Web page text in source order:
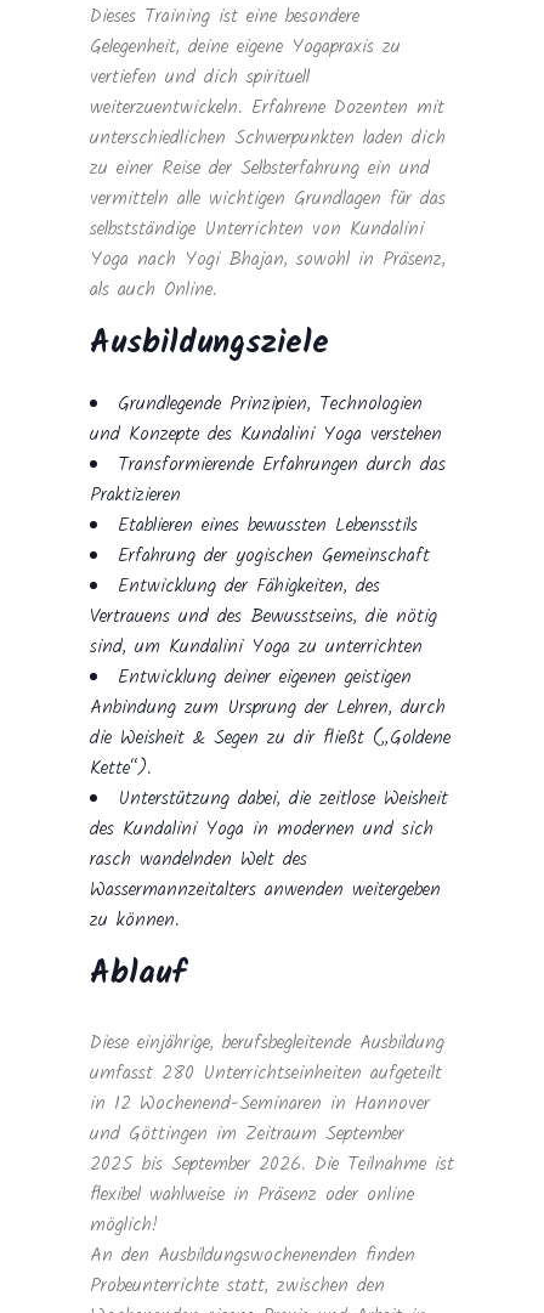
Dieses Training ist eine besondere
Gelegenheit, deine eigene Yogapraxis zu
vertiefen und dich spirituell
weiterzuentwickeln. Erfahrene Dozenten mit
unterschiedlichen Schwerpunkten laden dich
zu einer Reise der Selbsterfahrung ein und
vermitteln alle wichtigen Grundlagen für das
selbstständige Unterrichten von Kundalini
Yoga nach Yogi Bhajan, sowohl in Präsenz,
als auch Online.
Ausbildungsziele
Grundlegende Prinzipien, Technologien
und Konzepte des Kundalini Yoga verstehen
Transformierende Erfahrungen durch das
Praktizieren
Etablieren eines bewussten Lebensstils
Erfahrung der yogischen Gemeinschaft
Entwicklung der Fähigkeiten, des
Vertrauens und des Bewusstseins, die nötig
sind, um Kundalini Yoga zu unterrichten
Entwicklung deiner eigenen geistigen
Anbindung zum Ursprung der Lehren, durch
die Weisheit & Segen zu dir fließt („Goldene
Kette“).
Unterstützung dabei, die zeitlose Weisheit
des Kundalini Yoga in modernen und sich
rasch wandelnden Welt des
Wassermannzeitalters anwenden weitergeben
zu können.
Ablauf
Diese einjährige, berufsbegleitende Ausbildung
umfasst 280 Unterrichtseinheiten aufgeteilt
in 12 Wochenend-Seminaren in Hannover
und Göttingen im Zeitraum September
2025 bis September 2026. Die Teilnahme ist
flexibel wahlweise in Präsenz oder online
möglich!
An den Ausbildungswochenenden finden
Probeunterrichte statt, zwischen den